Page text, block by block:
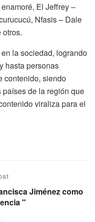
El Jeffrey –
Nfasis – Dale
la sociedad, logrando
hasta personas
contenido, siendo
de la región que
viraliza para el
Jiménez como
"